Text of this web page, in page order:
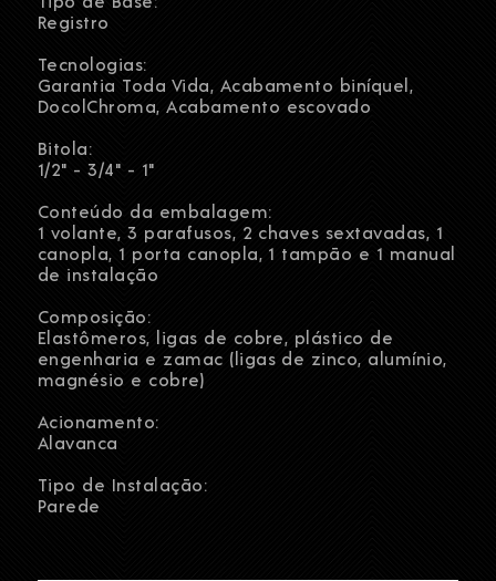
Registro
Tecnologias:
Garantia Toda Vida, Acabamento biníquel,
DocolChroma, Acabamento escovado
Bitola:
1/2" - 3/4" - 1"
Conteúdo da embalagem:
1 volante, 3 parafusos, 2 chaves sextavadas, 1
canopla, 1 porta canopla, 1 tampão e 1 manual
de instalação
Composição:
Elastômeros, ligas de cobre, plástico de
engenharia e zamac (ligas de zinco, alumínio,
magnésio e cobre)
Acionamento:
Alavanca
Tipo de Instalação:
Parede